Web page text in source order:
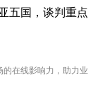
五国，谈判重点
在线影响力，助力业